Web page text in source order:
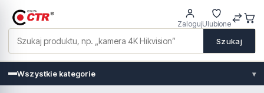
Szukaj
ZalogujUlubione
Wszystkie kategorie ▾